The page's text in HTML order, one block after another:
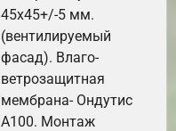
45х45+/-5 мм.
(вентилируемый
фасад). Влаго-
ветрозащитная
мембрана- Ондутис
А100. Монтаж